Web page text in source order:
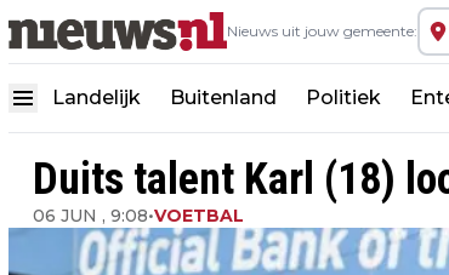
Nieuws uit jouw gemeente:
Landelijk Buitenland Politiek
Duits talent Karl (18)
06 JUN , 9:08•VOETBAL